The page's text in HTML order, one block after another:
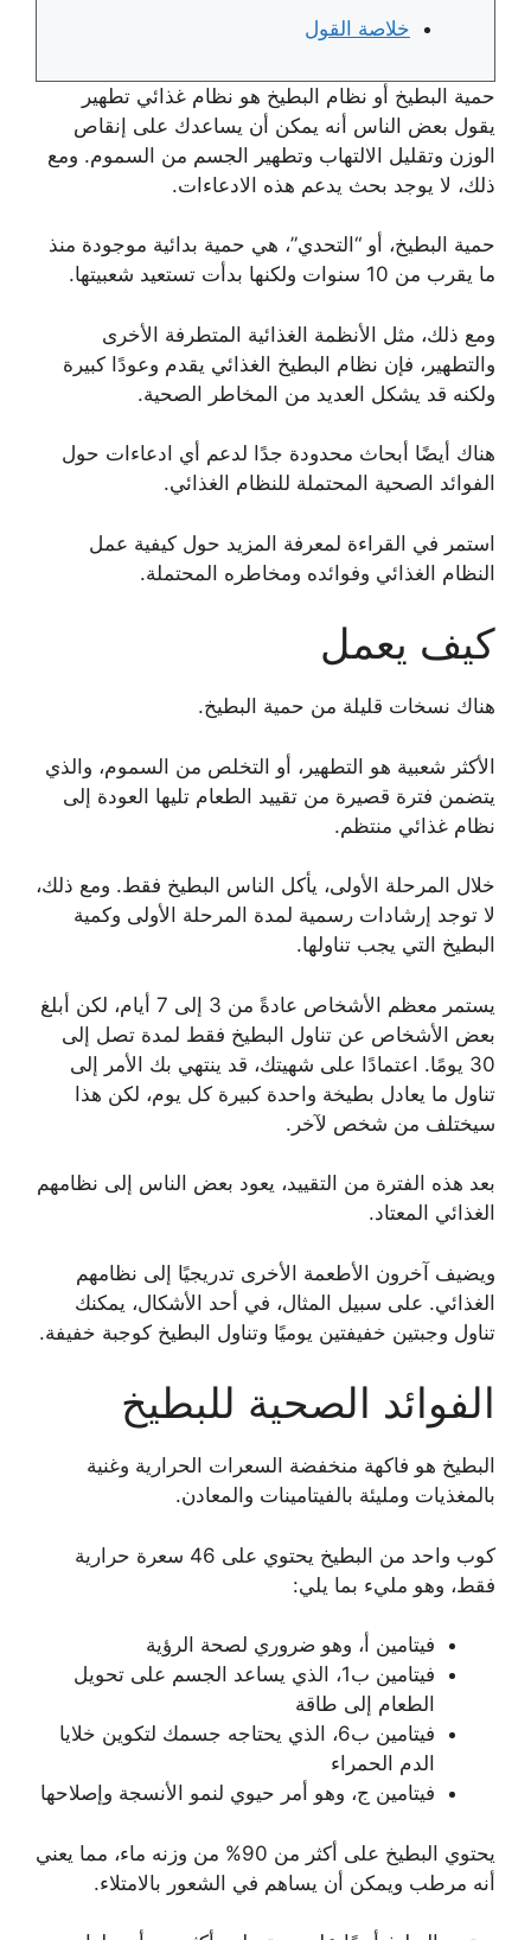
خلاصة القول
حمية البطيخ أو نظام البطيخ هو نظام غذائي تطهير
يقول بعض الناس أنه يمكن أن يساعدك على إنقاص
الوزن وتقليل الالتهاب وتطهير الجسم من السموم. ومع
ذلك، لا يوجد بحث يدعم هذه الادعاءات.
حمية البطيخ، أو “التحدي”، هي حمية بدائية موجودة منذ
ما يقرب من 10 سنوات ولكنها بدأت تستعيد شعبيتها.
ومع ذلك، مثل الأنظمة الغذائية المتطرفة الأخرى
والتطهير، فإن نظام البطيخ الغذائي يقدم وعودًا كبيرة
ولكنه قد يشكل العديد من المخاطر الصحية.
هناك أيضًا أبحاث محدودة جدًا لدعم أي ادعاءات حول
الفوائد الصحية المحتملة للنظام الغذائي.
استمر في القراءة لمعرفة المزيد حول كيفية عمل
النظام الغذائي وفوائده ومخاطره المحتملة.
كيف يعمل
هناك نسخات قليلة من حمية البطيخ.
الأكثر شعبية هو التطهير، أو التخلص من السموم، والذي
يتضمن فترة قصيرة من تقييد الطعام تليها العودة إلى
نظام غذائي منتظم.
خلال المرحلة الأولى، يأكل الناس البطيخ فقط. ومع ذلك،
لا توجد إرشادات رسمية لمدة المرحلة الأولى وكمية
البطيخ التي يجب تناولها.
يستمر معظم الأشخاص عادةً من 3 إلى 7 أيام، لكن أبلغ
بعض الأشخاص عن تناول البطيخ فقط لمدة تصل إلى
30 يومًا. اعتمادًا على شهيتك، قد ينتهي بك الأمر إلى
تناول ما يعادل بطيخة واحدة كبيرة كل يوم، لكن هذا
سيختلف من شخص لآخر.
بعد هذه الفترة من التقييد، يعود بعض الناس إلى نظامهم
الغذائي المعتاد.
ويضيف آخرون الأطعمة الأخرى تدريجيًا إلى نظامهم
الغذائي. على سبيل المثال، في أحد الأشكال، يمكنك
تناول وجبتين خفيفتين يوميًا وتناول البطيخ كوجبة خفيفة.
الفوائد الصحية للبطيخ
البطيخ هو فاكهة منخفضة السعرات الحرارية وغنية
بالمغذيات ومليئة بالفيتامينات والمعادن.
كوب واحد من البطيخ يحتوي على 46 سعرة حرارية
فقط، وهو مليء بما يلي:
فيتامين أ، وهو ضروري لصحة الرؤية
فيتامين ب1، الذي يساعد الجسم على تحويل
الطعام إلى طاقة
فيتامين ب6، الذي يحتاجه جسمك لتكوين خلايا
الدم الحمراء
فيتامين ج، وهو أمر حيوي لنمو الأنسجة وإصلاحها
يحتوي البطيخ على أكثر من 90% من وزنه ماء، مما يعني
أنه مرطب ويمكن أن يساهم في الشعور بالامتلاء.